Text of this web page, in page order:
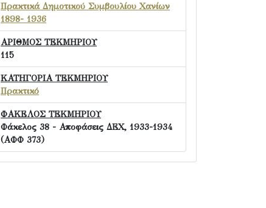
Πρακτικά Δημοτικού Συμβουλίου Χανίων
1898- 1936
ΑΡΙΘΜΟΣ ΤΕΚΜΗΡΙΟΥ
115
ΚΑΤΗΓΟΡΙΑ ΤΕΚΜΗΡΙΟΥ
Πρακτικό
ΦΑΚΕΛΟΣ ΤΕΚΜΗΡΙΟΥ
Φάκελος 38 - Αποφάσεις ΔΕΧ, 1933-1934
(ΑΦΦ 373)